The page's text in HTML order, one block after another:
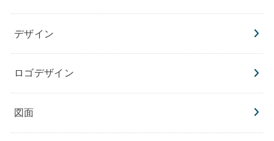
デザイン
ロゴデザイン
図面